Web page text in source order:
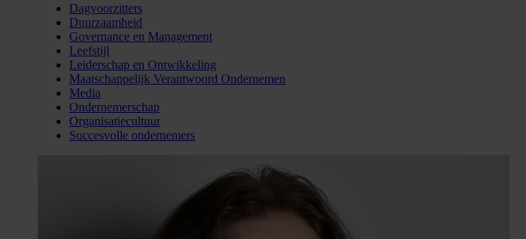
Dagvoorzitters
Duurzaamheid
Governance en Management
Leefstijl
Leiderschap en Ontwikkeling
Maatschappelijk Verantwoord Ondernemen
Media
Ondernemerschap
Organisatiecultuur
Succesvolle ondernemers